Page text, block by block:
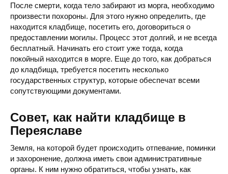
После смерти, когда тело забирают из морга, необходимо
произвести похороны. Для этого нужно определить, где
находится кладбище, посетить его, договориться о
предоставлении могилы. Процесс этот долгий, и не всегда
бесплатный. Начинать его стоит уже тогда, когда
покойный находится в морге. Еще до того, как добраться
до кладбища, требуется посетить несколько
государственных структур, которые обеспечат всеми
сопутствующими документами.
Совет, как найти кладбище в
Переяславе
Земля, на которой будет происходить отпевание, поминки
и захоронение, должна иметь свои административные
органы. К ним нужно обратиться, чтобы узнать, как